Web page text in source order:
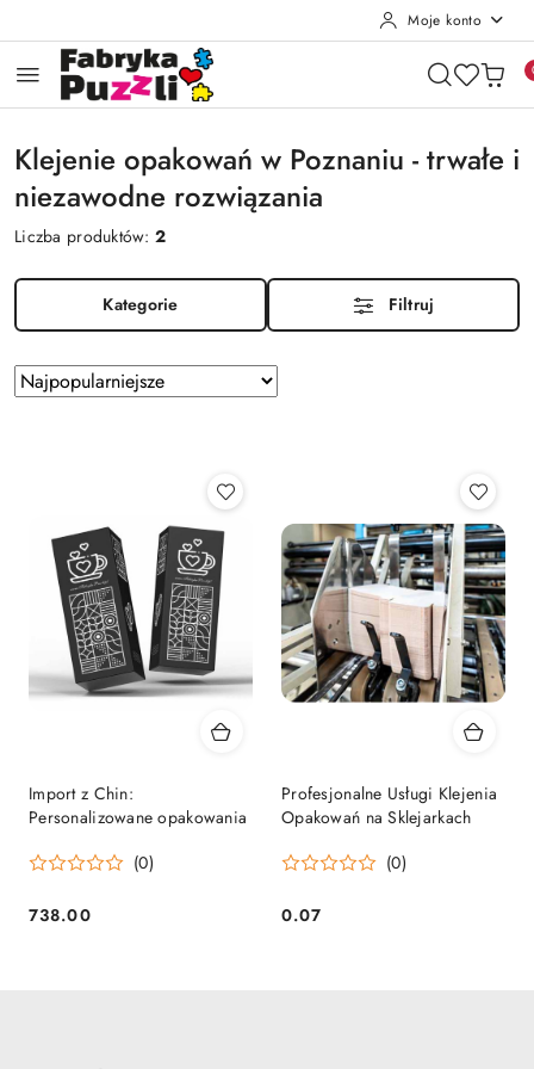
Moje konto
Klejenie opakowań w Poznaniu - trwałe i
niezawodne rozwiązania
Liczba produktów:2
Kategorie Filtruj
Zastosowano
sortowanie:
Sortuj
według
Import z Chin:
Personalizowane opakowania
(0)
Cena:
738.00
Profesjonalne Usługi Klejenia
Opakowań na Sklejarkach
(0)
Cena:
0.07